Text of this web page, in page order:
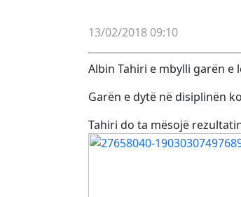
13/02/2018 09:10
Albin Tahiri e mbylli garën e
Garën e dytë në disiplinën
Tahiri do ta mësojë